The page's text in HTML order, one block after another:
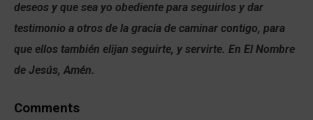
deseos y que sea yo obediente para seguirlos y dar
testimonio a otros de la gracia de caminar contigo, para
que ellos también elijan seguirte, y servirte. En El Nombre
de Jesús, Amén.
Comments